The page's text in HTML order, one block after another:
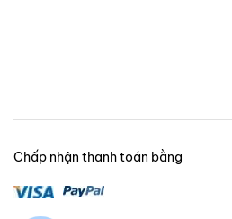
Chấp nhận thanh toán bằng